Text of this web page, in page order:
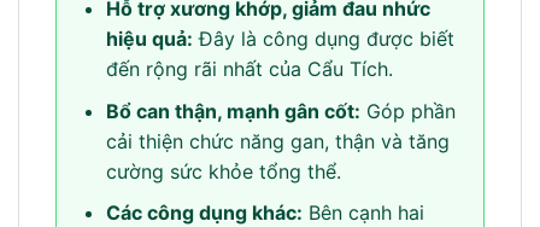
Hỗ trợ xương khớp, giảm đau nhức
hiệu quả: Đây là công dụng được biết
đến rộng rãi nhất của Cẩu Tích.
Bổ can thận, mạnh gân cốt: Góp phần
cải thiện chức năng gan, thận và tăng
cường sức khỏe tổng thể.
Các công dụng khác: Bên cạnh hai